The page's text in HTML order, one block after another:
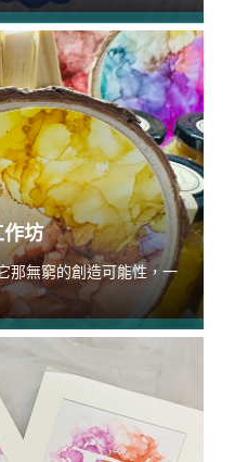
坊
那無窮的創造可能性，一